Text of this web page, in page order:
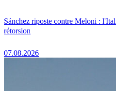
Sánchez riposte contre Meloni :
rétorsion
07.08.2026